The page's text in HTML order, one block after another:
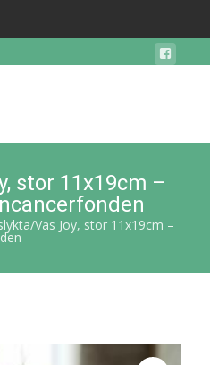
stor 11x19cm –
Vas Joy, stor 11x19cm –